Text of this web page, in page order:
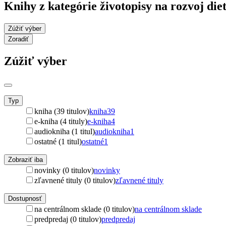
Knihy z kategórie životopisy na rozvoj
Zúžiť výber
Zoradiť
Zúžiť výber
Typ
kniha (39 titulov)kniha39
e-kniha (4 tituly)e-kniha4
audiokniha (1 titul)audiokniha1
ostatné (1 titul)ostatné1
Zobraziť iba
novinky (0 titulov)novinky
zľavnené tituly (0 titulov)zľavnené tituly
Dostupnosť
na centrálnom sklade (0 titulov)na centrálnom sklade
predpredaj (0 titulov)predpredaj